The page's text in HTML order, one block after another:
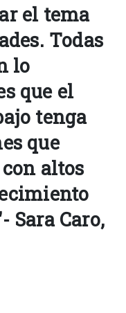
el tema
Todas
lo
que el
tenga
que
altos
Sara Caro,